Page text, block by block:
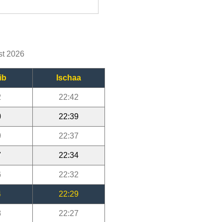
2026
Ischaa
22:42
22:39
22:37
22:34
22:32
22:29
22:27